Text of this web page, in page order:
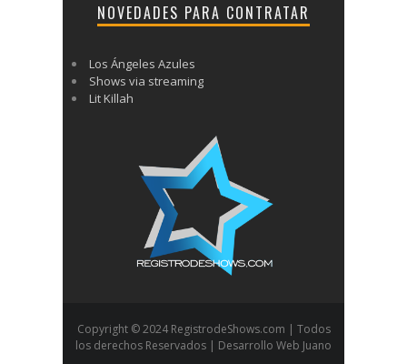
NOVEDADES PARA CONTRATAR
Los Ángeles Azules
Shows via streaming
Lit Killah
Copyright © 2024 RegistrodeShows.com | Todos
los derechos Reservados | Desarrollo Web Juano